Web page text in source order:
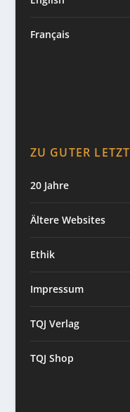
Français
ZU GUTER LETZT
20 Jahre
Ältere Websites
Ethik
Impressum
TQJ Verlag
TQJ Shop